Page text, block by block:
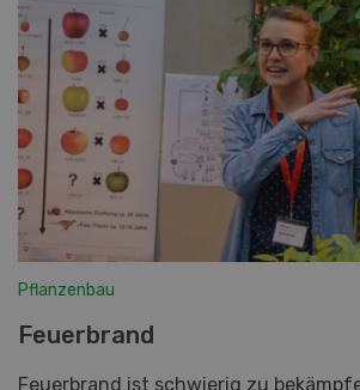
Pflanzenbau
Feuerbrand
Feuerbrand ist schwierig zu